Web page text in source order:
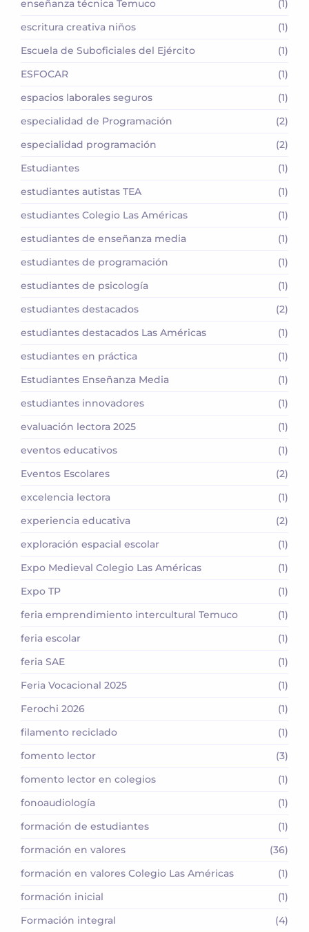
enseñanza técnica Temuco
(1)
escritura creativa niños
(1)
Escuela de Suboficiales del Ejército
(1)
ESFOCAR
(1)
espacios laborales seguros
(1)
especialidad de Programación
(2)
especialidad programación
(2)
Estudiantes
(1)
estudiantes autistas TEA
(1)
estudiantes Colegio Las Américas
(1)
estudiantes de enseñanza media
(1)
estudiantes de programación
(1)
estudiantes de psicología
(1)
estudiantes destacados
(2)
estudiantes destacados Las Américas
(1)
estudiantes en práctica
(1)
Estudiantes Enseñanza Media
(1)
estudiantes innovadores
(1)
evaluación lectora 2025
(1)
eventos educativos
(1)
Eventos Escolares
(2)
excelencia lectora
(1)
experiencia educativa
(2)
exploración espacial escolar
(1)
Expo Medieval Colegio Las Américas
(1)
Expo TP
(1)
feria emprendimiento intercultural Temuco
(1)
feria escolar
(1)
feria SAE
(1)
Feria Vocacional 2025
(1)
Ferochi 2026
(1)
filamento reciclado
(1)
fomento lector
(3)
fomento lector en colegios
(1)
fonoaudiología
(1)
formación de estudiantes
(1)
formación en valores
(36)
formación en valores Colegio Las Américas
(1)
formación inicial
(1)
Formación integral
(4)